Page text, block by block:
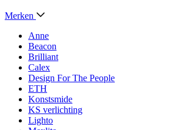
Merken
Anne
Beacon
Brilliant
Calex
Design For The People
ETH
Konstsmide
KS verlichting
Lighto